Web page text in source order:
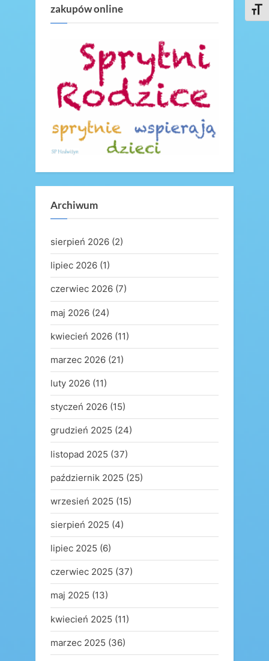
o
s
zakupów online
Archiwum
sierpień 2026 (2)
lipiec 2026 (1)
czerwiec 2026 (7)
maj 2026 (24)
kwiecień 2026 (11)
marzec 2026 (21)
luty 2026 (11)
styczeń 2026 (15)
grudzień 2025 (24)
listopad 2025 (37)
październik 2025 (25)
wrzesień 2025 (15)
sierpień 2025 (4)
lipiec 2025 (6)
czerwiec 2025 (37)
maj 2025 (13)
kwiecień 2025 (11)
marzec 2025 (36)